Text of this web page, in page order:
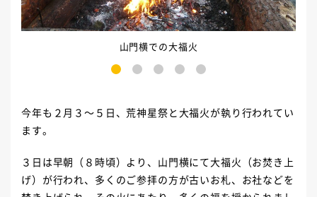
山門横での大福火
3 4 5
今年も２月３～５日、荒神星祭と大福火が執り行われてい
ます。
３日は早朝（８時頃）より、山門横にて大福火（お焚き上
げ）が行われ、多くのご参拝の方が古いお札、お社などを